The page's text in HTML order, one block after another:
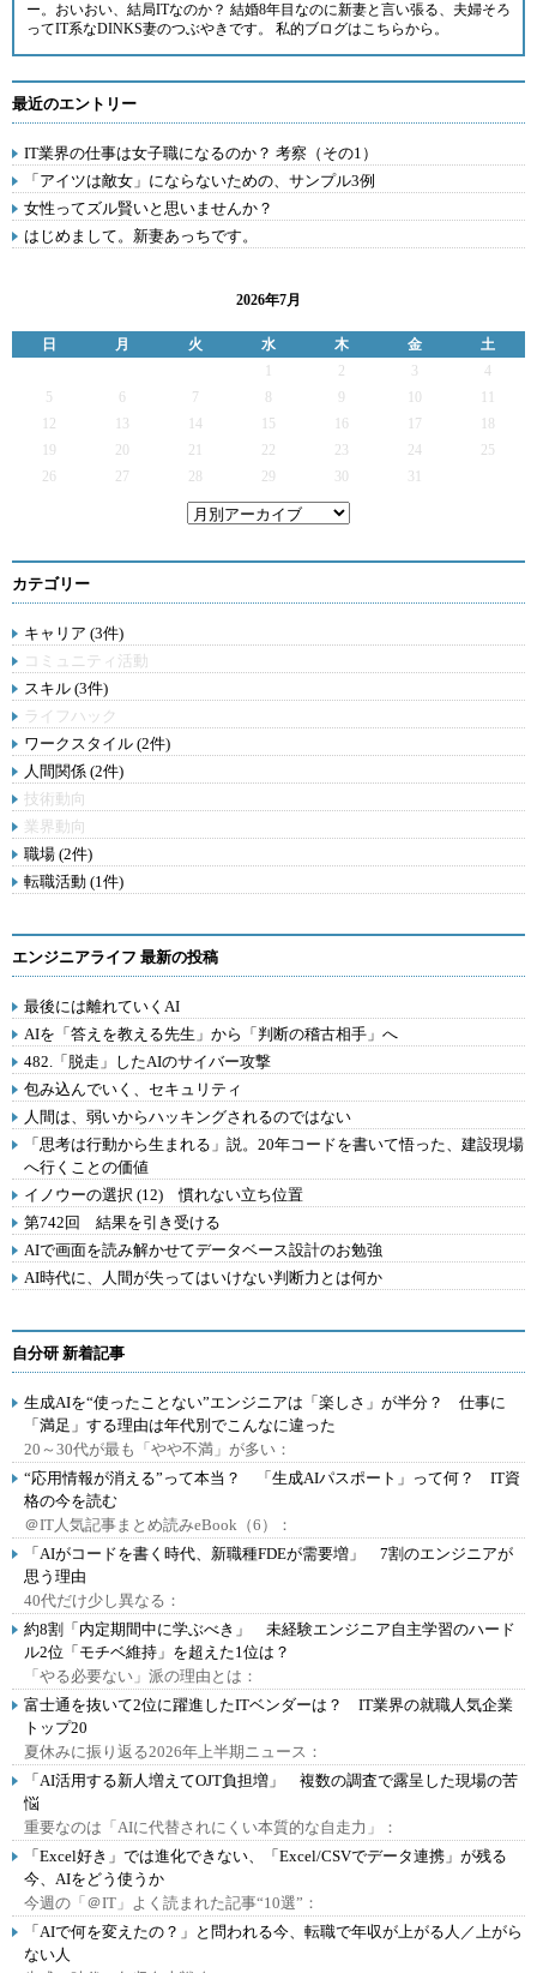
ー。おいおい、結局ITなのか？ 結婚8年目なのに新妻と言い張る、夫婦そろ
ってIT系なDINKS妻のつぶやきです。 私的ブログはこちらから。
最近のエントリー
IT業界の仕事は女子職になるのか？ 考察（その1）
「アイツは敵女」にならないための、サンプル3例
女性ってズル賢いと思いませんか？
はじめまして。新妻あっちです。
2026年7月
日 月 火 水 木 金
土
2 3
4
5
6 7 9
12
13 14 15 16 17
19
20 21 22 23 24
25
26
27 28 29 30 31
カテゴリー
キャリア (3件)
コミュニティ活動
スキル (3件)
ライフハック
ワークスタイル (2件)
人間関係 (2件)
技術動向
業界動向
職場 (2件)
転職活動 (1件)
エンジニアライフ 最新の投稿
最後には離れていくAI
AIを「答えを教える先生」から「判断の稽古相手」へ
482.「脱走」したAIのサイバー攻撃
包み込んでいく、セキュリティ
人間は、弱いからハッキングされるのではない
「思考は行動から生まれる」説。20年コードを書いて悟った、建設現場
へ行くことの価値
イノウーの選択 (12) 慣れない立ち位置
第742回 結果を引き受ける
AIで画面を読み解かせてデータベース設計のお勉強
AI時代に、人間が失ってはいけない判断力とは何か
自分研 新着記事
生成AIを“使ったことない”エンジニアは「楽しさ」が半分？ 仕事に
「満足」する理由は年代別でこんなに違った
20～30代が最も「やや不満」が多い：
“応用情報が消える”って本当？ 「生成AIパスポート」って何？ IT資
格の今を読む
＠IT人気記事まとめ読みeBook（6）：
「AIがコードを書く時代、新職種FDEが需要増」 7割のエンジニアが
思う理由
40代だけ少し異なる：
約8割「内定期間中に学ぶべき」 未経験エンジニア自主学習のハード
ル2位「モチベ維持」を超えた1位は？
「やる必要ない」派の理由とは：
富士通を抜いて2位に躍進したITベンダーは？ IT業界の就職人気企業
トップ20
夏休みに振り返る2026年上半期ニュース：
「AI活用する新人増えてOJT負担増」 複数の調査で露呈した現場の苦
悩
重要なのは「AIに代替されにくい本質的な自走力」：
「Excel好き」では進化できない、「Excel/CSVでデータ連携」が残る
今、AIをどう使うか
今週の「＠IT」よく読まれた記事“10選”：
「AIで何を変えたの？」と問われる今、転職で年収が上がる人／上がら
ない人